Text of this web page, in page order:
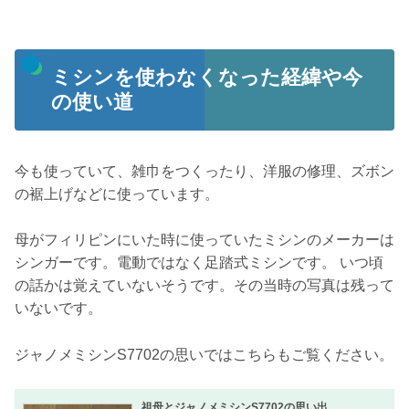
ミシンを使わなくなった経緯や今
の使い道
今も使っていて、雑巾をつくったり、洋服の修理、ズボン
の裾上げなどに使っています。
母がフィリピンにいた時に使っていたミシンのメーカーは
シンガーです。電動ではなく足踏式ミシンです。 いつ頃
の話かは覚えていないそうです。その当時の写真は残って
いないです。
ジャノメミシンS7702の思いではこちらもご覧ください。